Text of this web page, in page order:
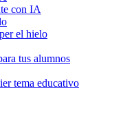
con IA
el hielo
tus alumnos
tema educativo